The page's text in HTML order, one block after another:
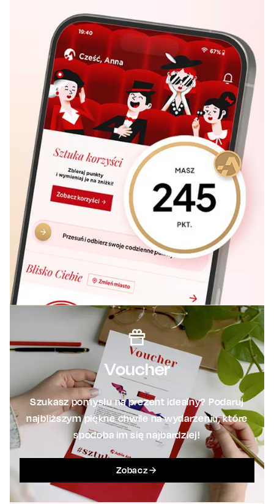
Voucher
Szukasz pomysłu na prezent idealny? Podaruj
najbliższym piękne chwile na wydarzeniu, które
spodoba im się najbardziej!
Zobacz